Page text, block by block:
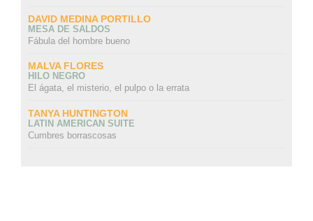
DAVID MEDINA PORTILLO
MESA DE SALDOS
Fábula del hombre bueno
MALVA FLORES
HILO NEGRO
El ágata, el misterio, el pulpo o la errata
TANYA HUNTINGTON
LATIN AMERICAN SUITE
Cumbres borrascosas